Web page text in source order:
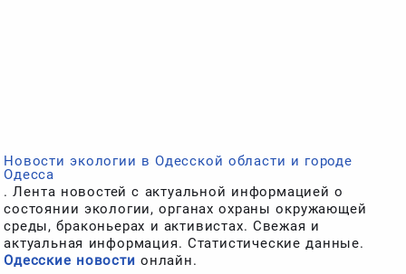
Новости экологии в Одесской области и городе
Одесса
. Лента новостей с актуальной информацией о
состоянии экологии, органах охраны окружающей
среды, браконьерах и активистах. Свежая и
актуальная информация. Статистические данные.
Одесские новости онлайн.